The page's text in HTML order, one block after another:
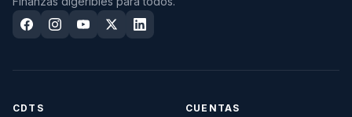
CDTS CUENTAS